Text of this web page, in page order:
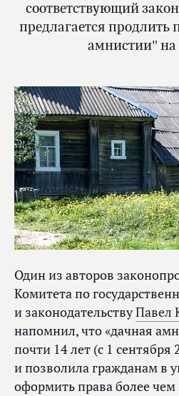
соответствующий
предлагается
амнистии" на
Один из авторов
Комитета по
и законодательствуПавел
напомнил, что «дачная
почти 14 лет (с 1 сентября
и позволила гражданам в
оформить права более